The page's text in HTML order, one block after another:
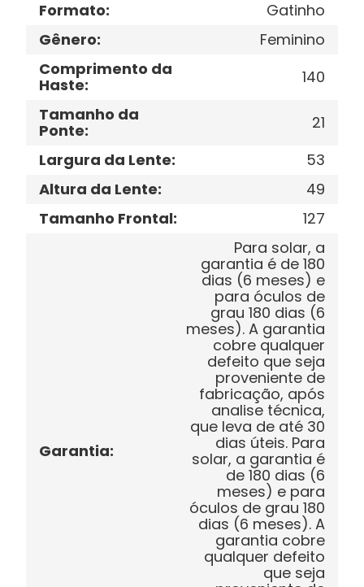
Formato:
Gatinho
Gênero:
Feminino
Comprimento da
Haste:
140
Tamanho da
Ponte:
21
Largura da Lente:
53
Altura da Lente:
49
Tamanho Frontal: 127
Garantia:
Para solar, a
garantia é de 180
dias (6 meses) e
para óculos de
grau 180 dias (6
meses). A garantia
cobre qualquer
defeito que seja
proveniente de
fabricação, após
analise técnica,
que leva de até 30
dias úteis. Para
solar, a garantia é
de 180 dias (6
meses) e para
óculos de grau 180
dias (6 meses). A
garantia cobre
qualquer defeito
que seja